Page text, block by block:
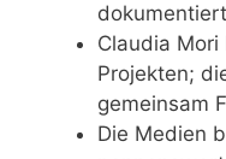
Claudia
Projekten;
gemeinsam
Die Medien